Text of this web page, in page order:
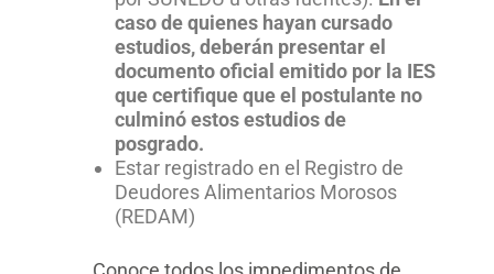
caso de quienes hayan cursado
estudios, deberán presentar el
documento oficial emitido por la IES
que certifique que el postulante no
culminó estos estudios de
posgrado.
Estar registrado en el Registro de
Deudores Alimentarios Morosos
(REDAM)